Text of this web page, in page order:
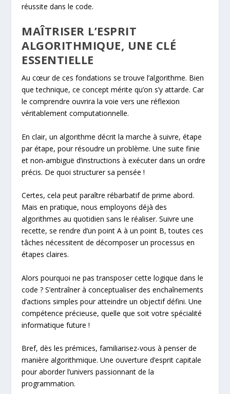
réussite dans le code.
MAÎTRISER L’ESPRIT
ALGORITHMIQUE, UNE CLÉ
ESSENTIELLE
Au cœur de ces fondations se trouve l’algorithme. Bien
que technique, ce concept mérite qu’on s’y attarde. Car
le comprendre ouvrira la voie vers une réflexion
véritablement computationnelle.
En clair, un algorithme décrit la marche à suivre, étape
par étape, pour résoudre un problème. Une suite finie
et non-ambiguë d’instructions à exécuter dans un ordre
précis. De quoi structurer sa pensée !
Certes, cela peut paraître rébarbatif de prime abord.
Mais en pratique, nous employons déjà des
algorithmes au quotidien sans le réaliser. Suivre une
recette, se rendre d’un point A à un point B, toutes ces
tâches nécessitent de décomposer un processus en
étapes claires.
Alors pourquoi ne pas transposer cette logique dans le
code ? S’entraîner à conceptualiser des enchaînements
d’actions simples pour atteindre un objectif défini. Une
compétence précieuse, quelle que soit votre spécialité
informatique future !
Bref, dès les prémices, familiarisez-vous à penser de
manière algorithmique. Une ouverture d’esprit capitale
pour aborder l’univers passionnant de la
programmation.